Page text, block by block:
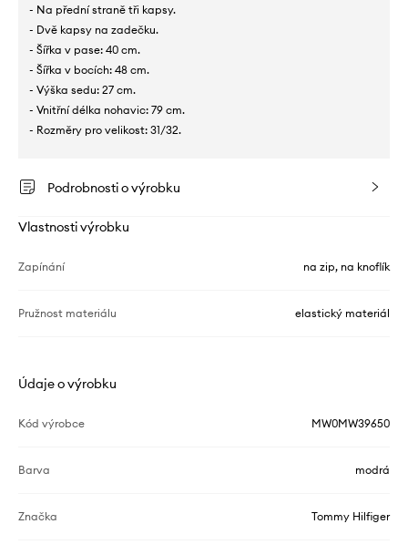
- Na přední straně tři kapsy.
- Dvě kapsy na zadečku.
- Šířka v pase: 40 cm.
- Šířka v bocích: 48 cm.
- Výška sedu: 27 cm.
- Vnitřní délka nohavic: 79 cm.
- Rozměry pro velikost: 31/32.
Podrobnosti o výrobku
Vlastnosti výrobku
Zapínání na zip, na knoflík
Pružnost materiálu elastický materiál
Údaje o výrobku
Kód výrobce MW0MW39650
Barva modrá
Značka Tommy Hilfiger